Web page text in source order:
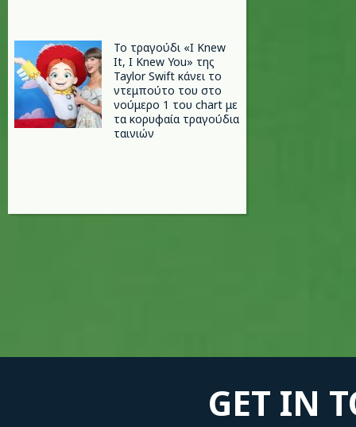
Το τραγούδι «I Knew
It, I Knew You» της
Taylor Swift κάνει το
ντεμπούτο του στο
νούμερο 1 του chart με
τα κορυφαία τραγούδια
ταινιών
GET IN